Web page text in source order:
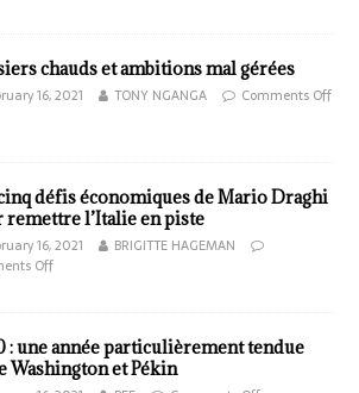
chauds et ambitions mal gérées
16, 2021 TONY NGANGA Comments Off
défis économiques de Mario Draghi
remettre l’Italie en piste
16, 2021
BRIGITTE HAGEMAN
Off
: une année particulièrement tendue
Washington et Pékin